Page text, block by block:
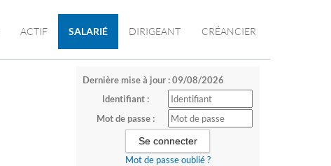
ACTIF SALARIÉ DIRIGEANT CRÉANCIER
Dernière mise à jour : 09/08/2026
Identifiant :
Mot de passe :
Mot de passe oublié ?